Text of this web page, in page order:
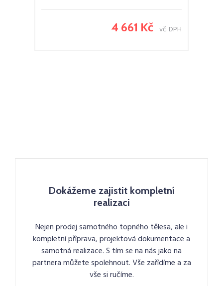
4 661 Kč vč. DPH
Dokážeme zajistit kompletní
realizaci
Nejen prodej samotného topného tělesa, ale i
kompletní příprava, projektová dokumentace a
samotná realizace. S tím se na nás jako na
partnera můžete spolehnout. Vše zařídíme a za
vše si ručíme.